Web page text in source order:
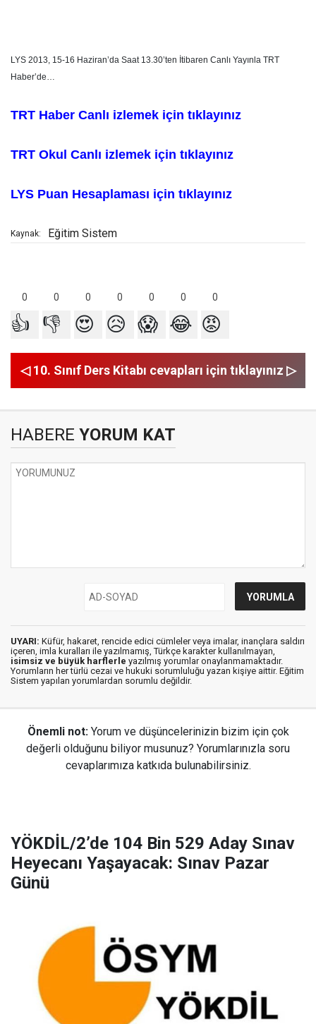
LYS 2013, 15-16 Haziran’da Saat 13.30’ten İtibaren Canlı Yayınla TRT
Haber’de…
TRT Haber Canlı izlemek için tıklayınız
TRT Okul Canlı izlemek için tıklayınız
LYS Puan Hesaplaması için tıklayınız
Kaynak: Eğitim Sistem
0 0 0 0 0 0 0
👍 👎 😍 😥 😱 😂 😡
◁ 10. Sınıf Ders Kitabı cevapları için tıklayınız ▷
HABERE YORUM KAT
UYARI: Küfür, hakaret, rencide edici cümleler veya imalar, inançlara saldırı
içeren, imla kuralları ile yazılmamış, Türkçe karakter kullanılmayan,
isimsiz ve büyük harflerle yazılmış yorumlar onaylanmamaktadır.
Yorumların her türlü cezai ve hukuki sorumluluğu yazan kişiye aittir. Eğitim
Sistem yapılan yorumlardan sorumlu değildir.
Önemli not: Yorum ve düşüncelerinizin bizim için çok
değerli olduğunu biliyor musunuz? Yorumlarınızla soru
cevaplarımıza katkıda bulunabilirsiniz.
YÖKDİL/2’de 104 Bin 529 Aday Sınav
Heyecanı Yaşayacak: Sınav Pazar
Günü